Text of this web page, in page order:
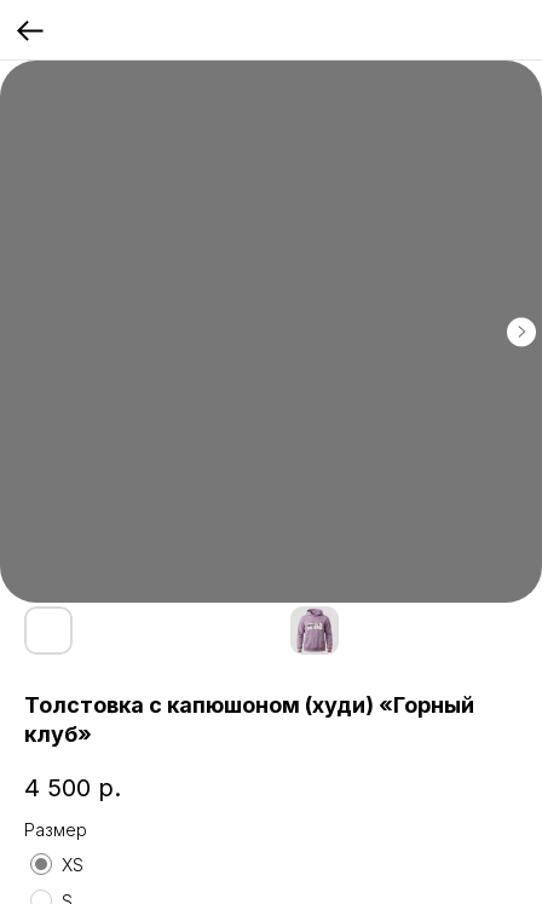
Толстовка с капюшоном (худи) «Горный
клуб»
4 500 р.
Размер
XS